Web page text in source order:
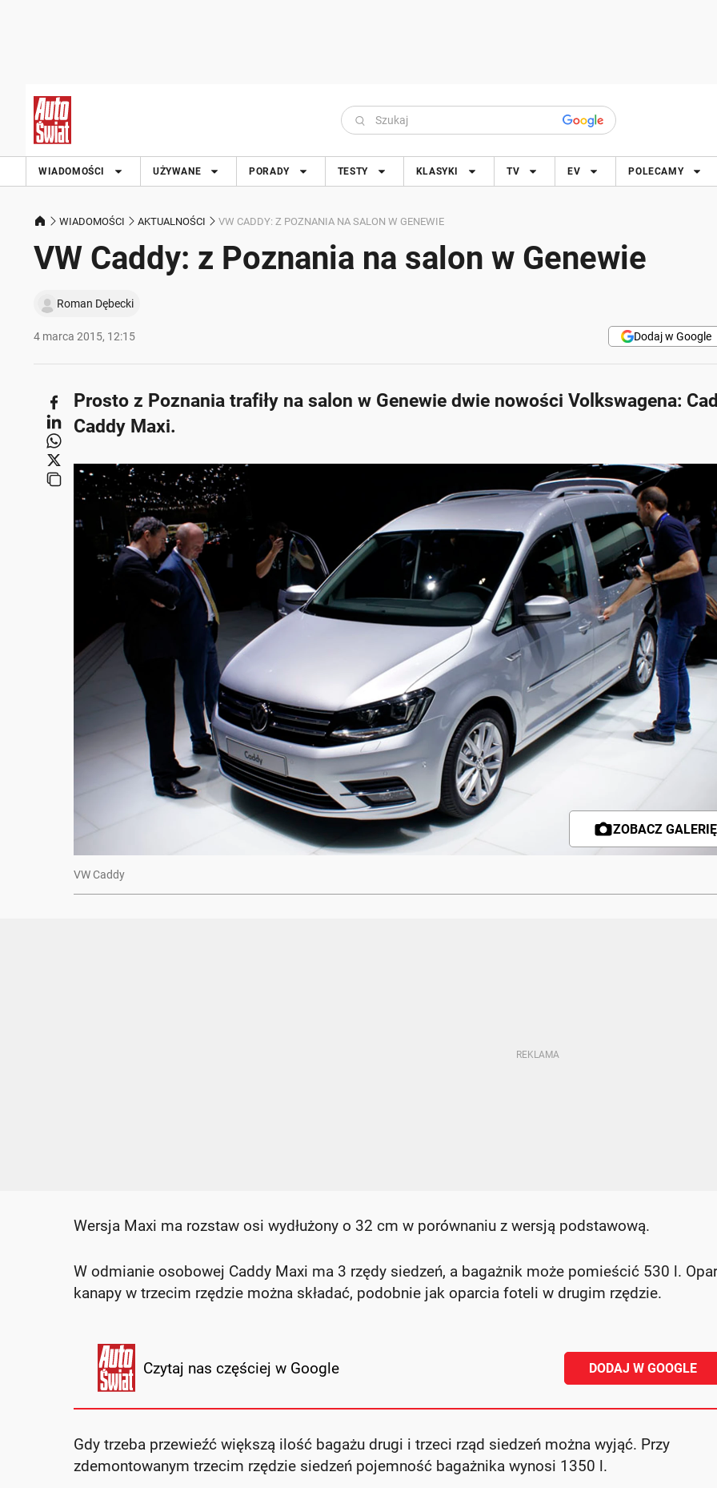
WIADOMOŚCI UŻYWANE PORADY TESTY KLASYKI TV EV POLECAMY
WIADOMOŚCI AKTUALNOŚCI VW CADDY: Z POZNANIA NA SALON W GENEWIE
VW Caddy: z Poznania na salon w Genewie
Roman Dębecki
4 marca 2015, 12:15 Dodaj w Google
Prosto z Poznania trafiły na salon w Genewie dwie nowości Volkswagena:
Caddy Maxi.
ZOBACZ
VW Caddy
Wersja Maxi ma rozstaw osi wydłużony o 32 cm w porównaniu z wersją podstawową.
W odmianie osobowej Caddy Maxi ma 3 rzędy siedzeń, a bagażnik może pomieścić 530 l.
kanapy w trzecim rzędzie można składać, podobnie jak oparcia foteli w drugim rzędzie.
Czytaj nas częściej w Google DODAJ W GOOGLE
Gdy trzeba przewieźć większą ilość bagażu drugi i trzeci rząd siedzeń można wyjąć. Przy
zdemontowanym trzecim rzędzie siedzeń pojemność bagażnika wynosi 1350 l.